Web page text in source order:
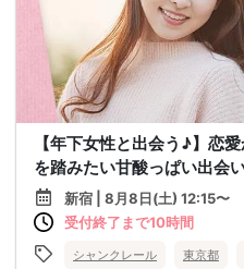
【年下女性と出会う♪】恋
を踏みたい甘酸っぱい出会
新宿 | 8月8日(土) 12:15〜
受付終了まで10時間
シャンクレール 東京都